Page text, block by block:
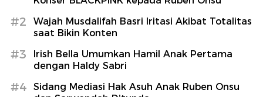
#2
Wajah Musdalifah Basri Iritasi Akibat Totalitas
saat Bikin Konten
#3
Irish Bella Umumkan Hamil Anak Pertama
dengan Haldy Sabri
#4
Sidang Mediasi Hak Asuh Anak Ruben Onsu